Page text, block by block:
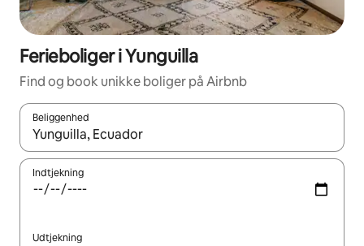
Ferieboliger i Yunguilla
Find og book unikke boliger på Airbnb
Beliggenhed
Når resultaterne er tilgængelige, skal du navigere med
Indtjekning
Udtjekning